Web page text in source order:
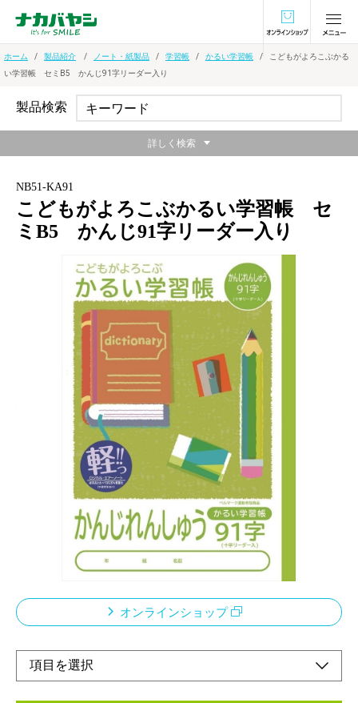
オンラインショ
ホーム 製品紹介 ノート・紙製品 学習帳 かるい学習帳
こどもがよろこぶかる
い学習帳 セミB5 かんじ91字リーダー入り
NB51-KA91
こどもがよろこぶかるい学習帳 セ
ミB5 かんじ91字リーダー入り
こどもがよろこぶかるい学習帳 ノートが軽いと
心も軽い！厚みが同じで軽い
メーカー希望小売価格：
+ 税
従来商品より約20％軽量化。本文には厚みはそのまま裏うつりは
従来品と同様。
ベルマーク運動参加商品
このノートの売り上げの一部は「あしなが育英会」に寄付されま
オンラインショップ
製品検索
詳しく検索